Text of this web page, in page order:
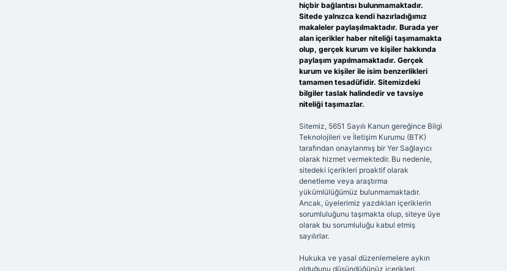
hiçbir bağlantısı bulunmamaktadır.
Sitede yalnızca kendi hazırladığımız
makaleler paylaşılmaktadır. Burada yer
alan içerikler haber niteliği taşımamakta
olup, gerçek kurum ve kişiler hakkında
paylaşım yapılmamaktadır. Gerçek
kurum ve kişiler ile isim benzerlikleri
tamamen tesadüfidir. Sitemizdeki
bilgiler taslak halindedir ve tavsiye
niteliği taşımazlar.
Sitemiz, 5651 Sayılı Kanun gereğince Bilgi
Teknolojileri ve İletişim Kurumu (BTK)
tarafından onaylanmış bir Yer Sağlayıcı
olarak hizmet vermektedir. Bu nedenle,
sitedeki içerikleri proaktif olarak
denetleme veya araştırma
yükümlülüğümüz bulunmamaktadır.
Ancak, üyelerimiz yazdıkları içeriklerin
sorumluluğunu taşımakta olup, siteye üye
olarak bu sorumluluğu kabul etmiş
sayılırlar.
Hukuka ve yasal düzenlemelere aykırı
olduğunu düşündüğünüz içerikleri,